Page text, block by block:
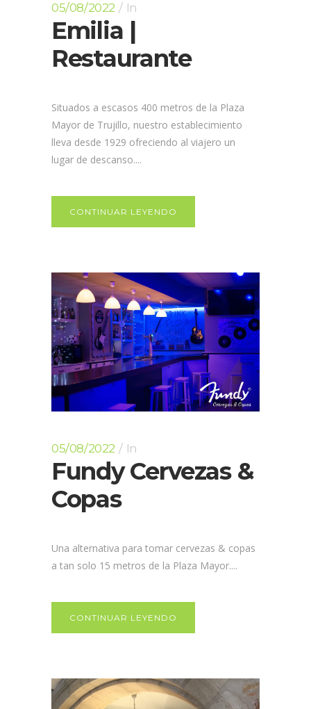
05/08/2022 In
Emilia |
Restaurante
Situados a escasos 400 metros de la Plaza
Mayor de Trujillo, nuestro establecimiento
lleva desde 1929 ofreciendo al viajero un
lugar de descanso....
CONTINUAR LEYENDO
05/08/2022 In
Fundy Cervezas &
Copas
Una alternativa para tomar cervezas & copas
a tan solo 15 metros de la Plaza Mayor....
CONTINUAR LEYENDO